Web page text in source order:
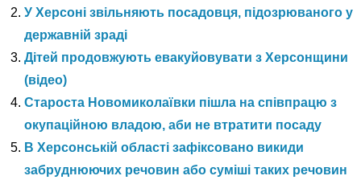
У Херсоні звільняють посадовця, підозрюваного у
державній зраді
Дітей продовжують евакуйовувати з Херсонщини
(відео)
Староста Новомиколаївки пішла на співпрацю з
окупаційною владою, аби не втратити посаду
В Херсонській області зафіксовано викиди
забруднюючих речовин або суміші таких речовин